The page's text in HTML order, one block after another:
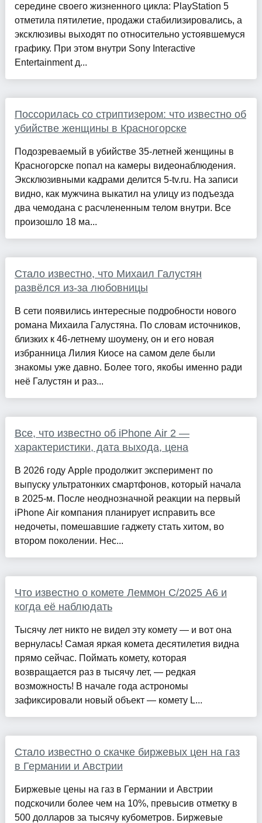
середине своего жизненного цикла: PlayStation 5
отметила пятилетие, продажи стабилизировались, а
эксклюзивы выходят по относительно устоявшемуся
графику. При этом внутри Sony Interactive
Entertainment д...
Поссорилась со стриптизером: что известно об
убийстве женщины в Красногорске
Подозреваемый в убийстве 35-летней женщины в
Красногорске попал на камеры видеонаблюдения.
Эксклюзивными кадрами делится 5-tv.ru. На записи
видно, как мужчина выкатил на улицу из подъезда
два чемодана с расчлененным телом внутри. Все
произошло 18 ма...
Стало известно, что Михаил Галустян
развёлся из-за любовницы
В сети появились интересные подробности нового
романа Михаила Галустяна. По словам источников,
близких к 46-летнему шоумену, он и его новая
избранница Лилия Киосе на самом деле были
знакомы уже давно. Более того, якобы именно ради
неё Галустян и раз...
Все, что известно об iPhone Air 2 —
характеристики, дата выхода, цена
В 2026 году Apple продолжит эксперимент по
выпуску ультратонких смартфонов, который начала
в 2025-м. После неоднозначной реакции на первый
iPhone Air компания планирует исправить все
недочеты, помешавшие гаджету стать хитом, во
втором поколении. Нес...
Что известно о комете Леммон C/2025 A6 и
когда её наблюдать
Тысячу лет никто не видел эту комету — и вот она
вернулась! Самая яркая комета десятилетия видна
прямо сейчас. Поймать комету, которая
возвращается раз в тысячу лет, — редкая
возможность! В начале года астрономы
зафиксировали новый объект — комету L...
Стало известно о скачке биржевых цен на газ
в Германии и Австрии
Биржевые цены на газ в Германии и Австрии
подскочили более чем на 10%, превысив отметку в
500 долларов за тысячу кубометров. Биржевые